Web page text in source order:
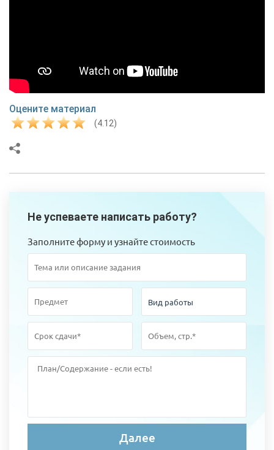
Оцените материал
(4.12)
Не успеваете написать работу?
Заполните форму и узнайте стоимость